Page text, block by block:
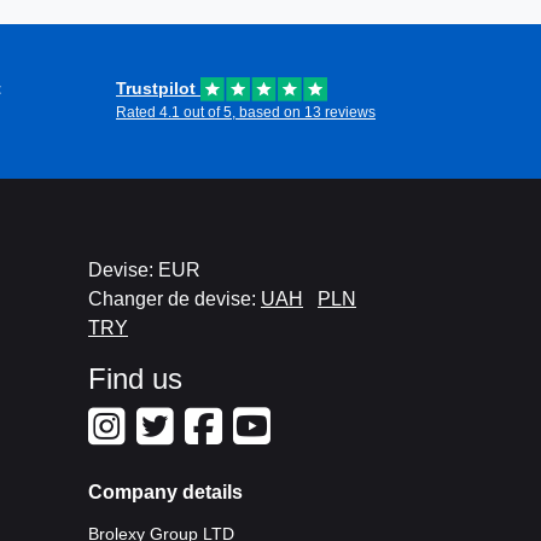
Trustpilot
Rated 4.1 out of 5, based on 13 reviews
Devise: EUR
Changer de devise: UAH
PLN
TRY
Find us
Company details
Brolexy Group LTD